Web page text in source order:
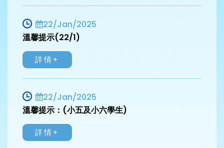
22/Jan/2025
溫馨提示(22/1)
詳情+
22/Jan/2025
溫馨提示：(小五及小六學生)
詳情+